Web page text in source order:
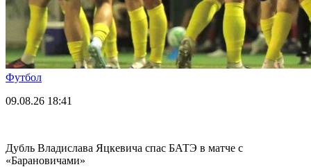
Футбол
09.08.26 18:41
Дубль Владислава Яцкевича спас БАТЭ в матче с
«Барановичами»